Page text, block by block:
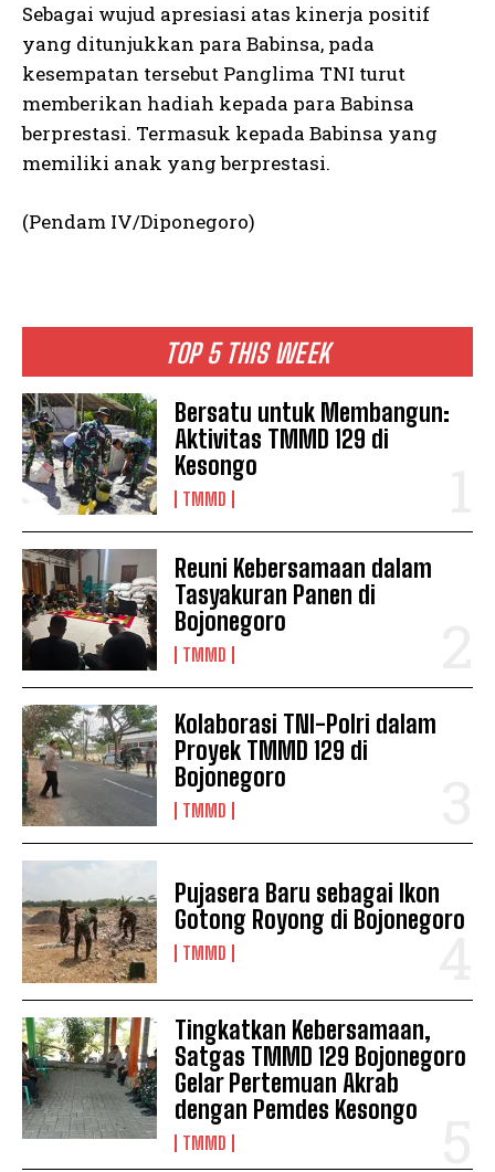
TOP 5 THIS WEEK
Bersatu untuk Membangun:
Aktivitas TMMD 129 di
Kesongo
TMMD
Reuni Kebersamaan dalam
Tasyakuran Panen di
Bojonegoro
TMMD
Kolaborasi TNI-Polri dalam
Proyek TMMD 129 di
Bojonegoro
TMMD
Pujasera Baru sebagai Ikon
Gotong Royong di Bojonegoro
TMMD
Tingkatkan Kebersamaan,
Satgas TMMD 129 Bojonegoro
Gelar Pertemuan Akrab
dengan Pemdes Kesongo
TMMD
Sebagai wujud apresiasi atas kinerja positif
yang ditunjukkan para Babinsa, pada
kesempatan tersebut Panglima TNI turut
memberikan hadiah kepada para Babinsa
berprestasi. Termasuk kepada Babinsa yang
memiliki anak yang berprestasi.
(Pendam IV/Diponegoro)